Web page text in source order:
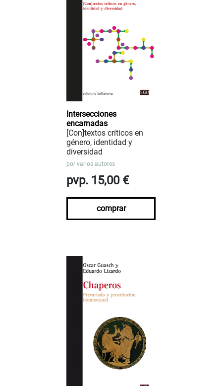
Intersecciones
encarnadas
[Con]textos críticos en
género, identidad y
diversidad
por varios autores
pvp. 15,00 €
comprar